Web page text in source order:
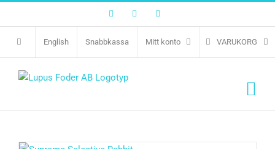
FacebookTwitter
English Snabbkassa Mitt konto VARUKORG